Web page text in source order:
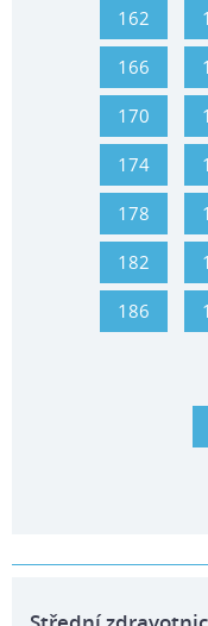
162
166
170
174
178
182
186